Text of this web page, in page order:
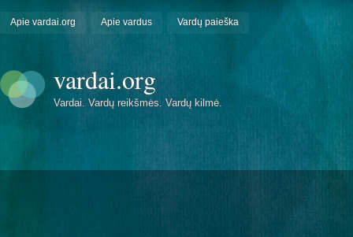
Apie vardai.org Apie vardus Vardų paieška
vardai.org
Vardai. Vardų reikšmės. Vardų kilmė.